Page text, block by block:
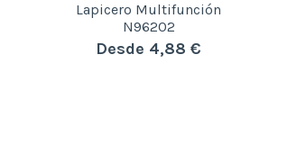
Lapicero Multifunción
N96202
Desde 4,88 €